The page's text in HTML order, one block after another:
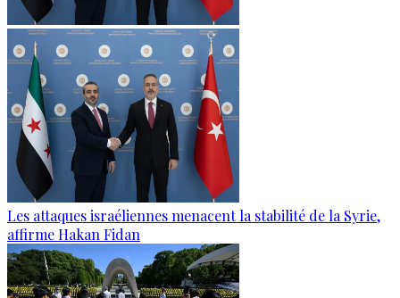
Les attaques israéliennes menacent la stabilité de la Syrie,
affirme Hakan Fidan